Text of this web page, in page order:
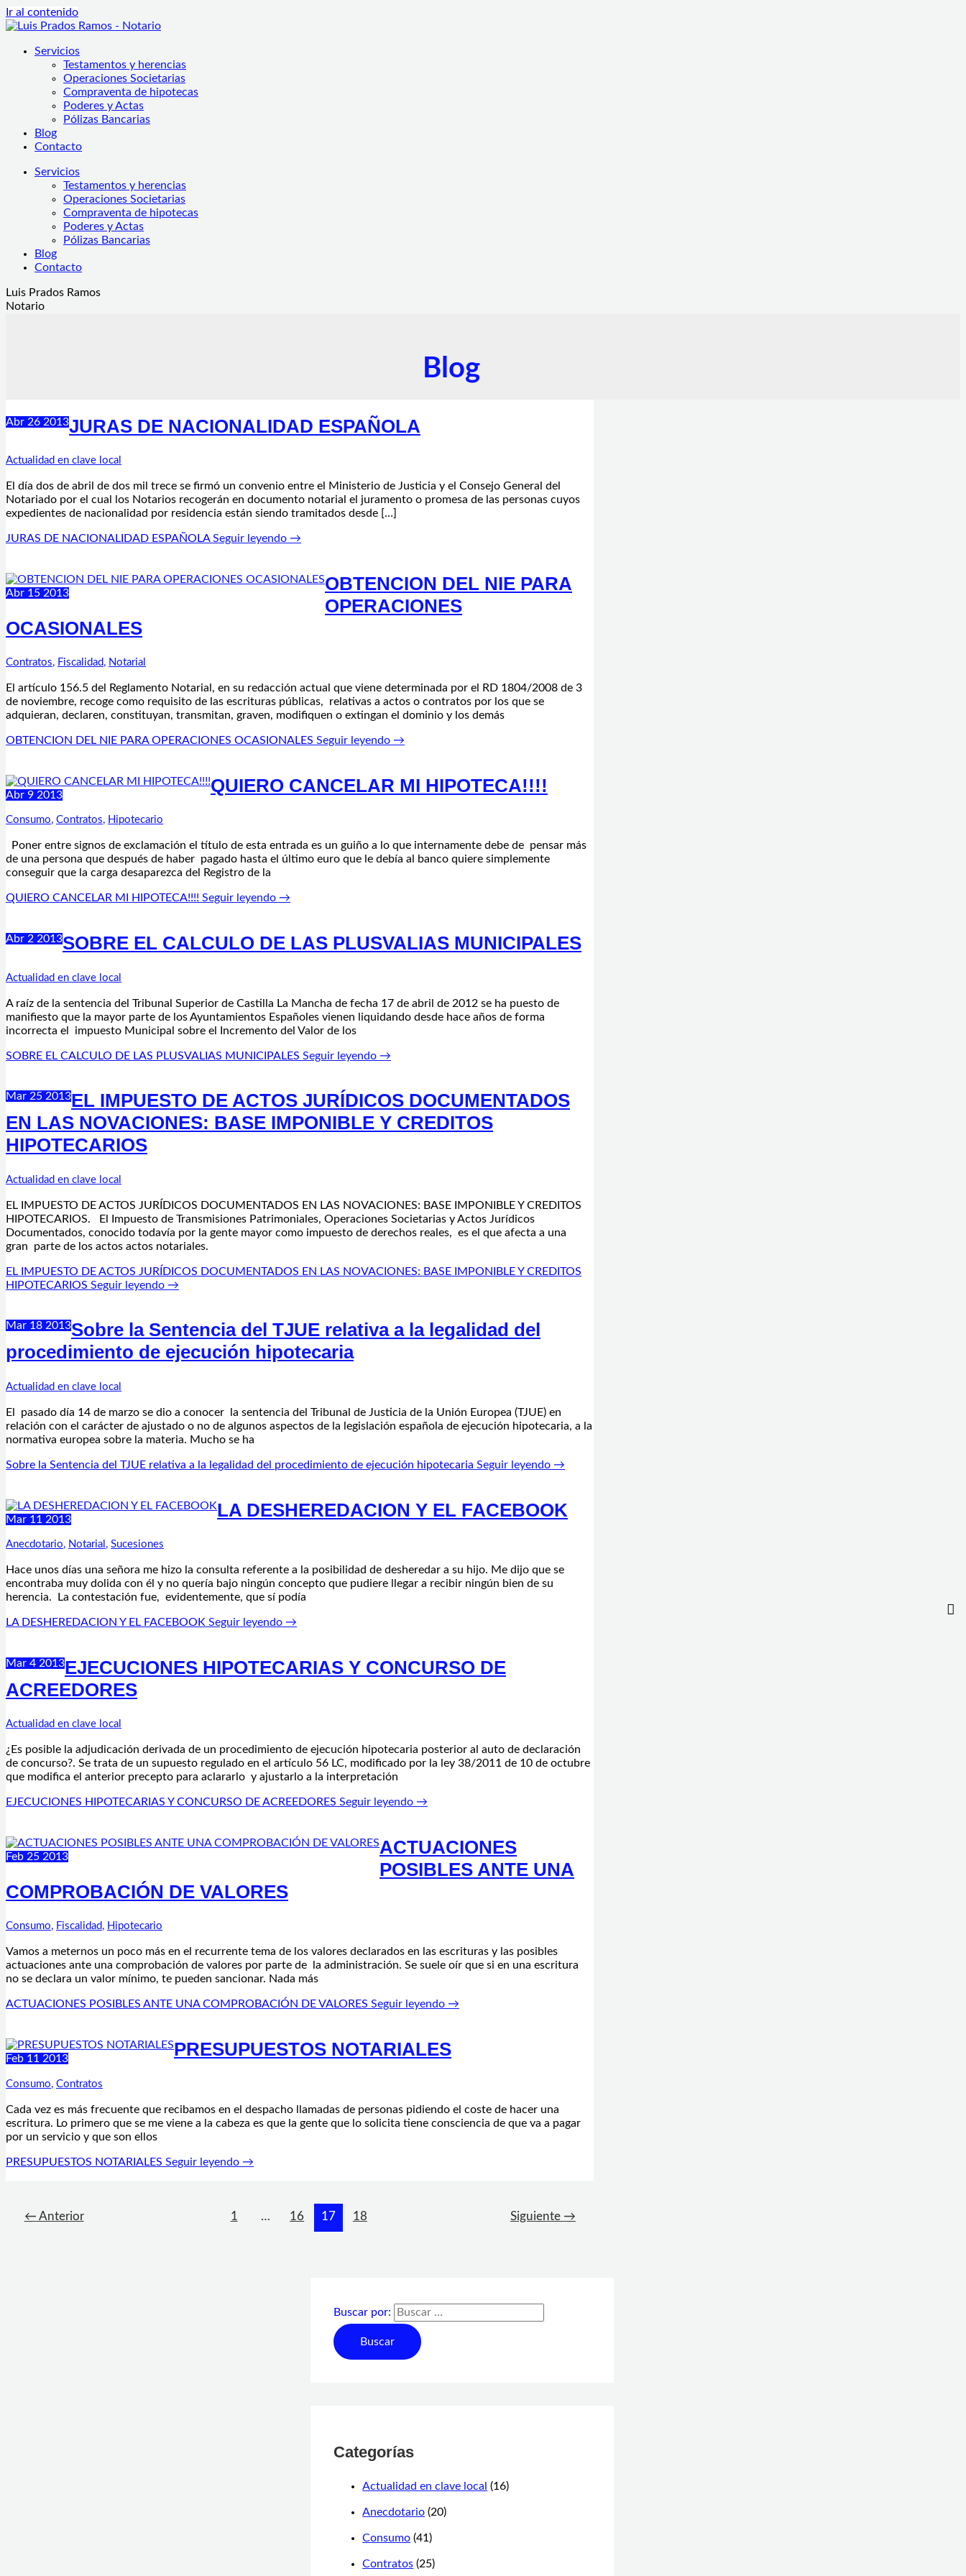
Ir al contenido
Servicios
Testamentos y herencias
Operaciones Societarias
Compraventa de hipotecas
Poderes y Actas
Pólizas Bancarias
Blog
Contacto
Servicios
Testamentos y herencias
Operaciones Societarias
Compraventa de hipotecas
Poderes y Actas
Pólizas Bancarias
Blog
Contacto
Luis Prados Ramos
Notario
Blog
Abr 26 2013JURAS DE NACIONALIDAD ESPAÑOLA
Actualidad en clave local
El día dos de abril de dos mil trece se firmó un convenio entre el Ministerio de Justicia y el Consejo General del
Notariado por el cual los Notarios recogerán en documento notarial el juramento o promesa de las personas cuyos
expedientes de nacionalidad por residencia están siendo tramitados desde […]
JURAS DE NACIONALIDAD ESPAÑOLASeguir leyendo →
Abr 15 2013
OBTENCION DEL NIE PARA
OPERACIONES
OCASIONALES
Contratos, Fiscalidad, Notarial
El artículo 156.5 del Reglamento Notarial, en su redacción actual que viene determinada por el RD 1804/2008 de 3
de noviembre, recoge como requisito de las escrituras públicas, relativas a actos o contratos por los que se
adquieran, declaren, constituyan, transmitan, graven, modifiquen o extingan el dominio y los demás
OBTENCION DEL NIE PARA OPERACIONES OCASIONALES Seguir leyendo →
Abr 9 2013 QUIERO CANCELAR MI HIPOTECA!!!!
Consumo, Contratos, Hipotecario
Poner entre signos de exclamación el título de esta entrada es un guiño a lo que internamente debe de pensar más
de una persona que después de haber pagado hasta el último euro que le debía al banco quiere simplemente
conseguir que la carga desaparezca del Registro de la
QUIERO CANCELAR MI HIPOTECA!!!! Seguir leyendo →
Abr 2 2013SOBRE EL CALCULO DE LAS PLUSVALIAS MUNICIPALES
Actualidad en clave local
A raíz de la sentencia del Tribunal Superior de Castilla La Mancha de fecha 17 de abril de 2012 se ha puesto de
manifiesto que la mayor parte de los Ayuntamientos Españoles vienen liquidando desde hace años de forma
incorrecta el impuesto Municipal sobre el Incremento del Valor de los
SOBRE EL CALCULO DE LAS PLUSVALIAS MUNICIPALES Seguir leyendo →
Mar 25 2013EL IMPUESTO DE ACTOS JURÍDICOS DOCUMENTADOS
EN LAS NOVACIONES: BASE IMPONIBLE Y CREDITOS
HIPOTECARIOS
Actualidad en clave local
EL IMPUESTO DE ACTOS JURÍDICOS DOCUMENTADOS EN LAS NOVACIONES: BASE IMPONIBLE Y CREDITOS
HIPOTECARIOS. El Impuesto de Transmisiones Patrimoniales, Operaciones Societarias y Actos Jurídicos
Documentados, conocido todavía por la gente mayor como impuesto de derechos reales, es el que afecta a una
gran parte de los actos actos notariales.
EL IMPUESTO DE ACTOS JURÍDICOS DOCUMENTADOS EN LAS NOVACIONES: BASE IMPONIBLE Y CREDITOS
HIPOTECARIOS Seguir leyendo →
Mar 18 2013Sobre la Sentencia del TJUE relativa a la legalidad del
procedimiento de ejecución hipotecaria
Actualidad en clave local
El pasado día 14 de marzo se dio a conocer la sentencia del Tribunal de Justicia de la Unión Europea (TJUE) en
relación con el carácter de ajustado o no de algunos aspectos de la legislación española de ejecución hipotecaria, a la
normativa europea sobre la materia. Mucho se ha
Sobre la Sentencia del TJUE relativa a la legalidad del procedimiento de ejecución hipotecaria Seguir leyendo →
Mar 11 2013 LA DESHEREDACION Y EL FACEBOOK
Anecdotario, Notarial , Sucesiones
Hace unos días una señora me hizo la consulta referente a la posibilidad de desheredar a su hijo. Me dijo que se
encontraba muy dolida con él y no quería bajo ningún concepto que pudiere llegar a recibir ningún bien de su
herencia. La contestación fue, evidentemente, que sí podía
LA DESHEREDACION Y EL FACEBOOK Seguir leyendo →
Mar 4 2013EJECUCIONES HIPOTECARIAS Y CONCURSO DE
ACREEDORES
Actualidad en clave local
¿Es posible la adjudicación derivada de un procedimiento de ejecución hipotecaria posterior al auto de declaración
de concurso?. Se trata de un supuesto regulado en el artículo 56 LC, modificado por la ley 38/2011 de 10 de octubre
que modifica el anterior precepto para aclararlo y ajustarlo a la interpretación
EJECUCIONES HIPOTECARIAS Y CONCURSO DE ACREEDORES Seguir leyendo →
Feb 25 2013
ACTUACIONES
POSIBLES ANTE UNA
COMPROBACIÓN DE VALORES
Consumo, Fiscalidad, Hipotecario
Vamos a meternos un poco más en el recurrente tema de los valores declarados en las escrituras y las posibles
actuaciones ante una comprobación de valores por parte de la administración. Se suele oír que si en una escritura
no se declara un valor mínimo, te pueden sancionar. Nada más
ACTUACIONES POSIBLES ANTE UNA COMPROBACIÓN DE VALORES Seguir leyendo →
Feb 11 2013 PRESUPUESTOS NOTARIALES
Consumo, Contratos
Cada vez es más frecuente que recibamos en el despacho llamadas de personas pidiendo el coste de hacer una
escritura. Lo primero que se me viene a la cabeza es que la gente que lo solicita tiene consciencia de que va a pagar
por un servicio y que son ellos
PRESUPUESTOS NOTARIALES Seguir leyendo →
← Anterior 1 … 16 17 18 Siguiente →
Buscar por:
Categorías
Actualidad en clave local (16)
Anecdotario (20)
Consumo (41)
Contratos (25)